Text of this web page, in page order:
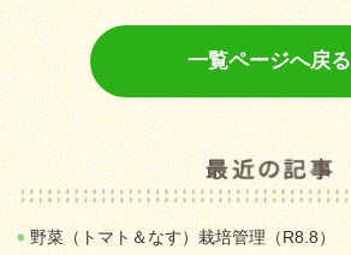
一覧ページへ戻る
野菜（トマト＆なす）栽培管理（R8.8）